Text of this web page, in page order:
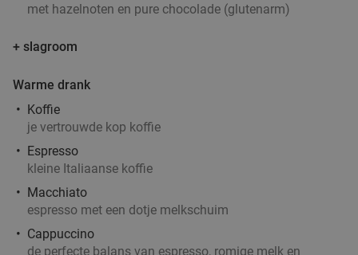
met hazelnoten en pure chocolade (glutenarm)
+ slagroom
Warme drank
Koffie
je vertrouwde kop koffie
Espresso
kleine Italiaanse koffie
Macchiato
espresso met een dotje melkschuim
Cappuccino
de perfecte balans van espresso, romige melk en